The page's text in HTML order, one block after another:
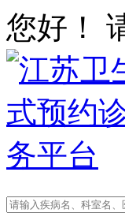
您好！